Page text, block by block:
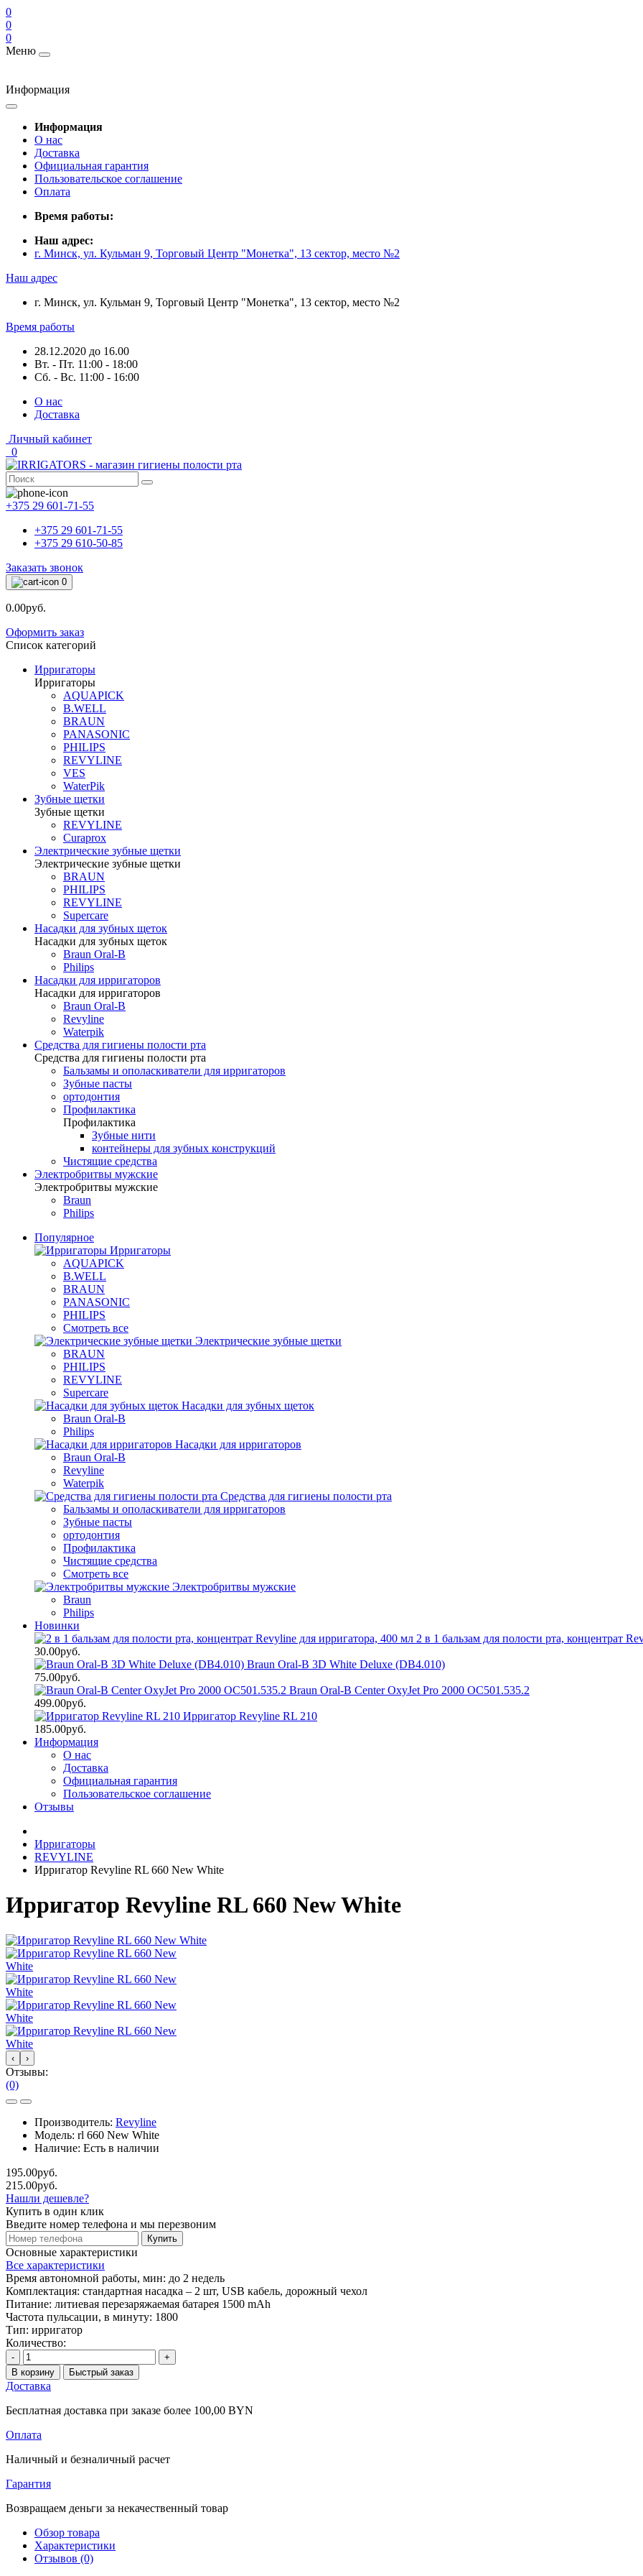
0
0
0
Меню
Информация
Информация
О нас
Доставка
Официальная гарантия
Пользовательское соглашение
Оплата
Время работы:
Наш адрес:
г. Минск, ул. Кульман 9, Торговый Центр "Монетка", 13 сектор, место №2
Наш адрес
г. Минск, ул. Кульман 9, Торговый Центр "Монетка", 13 сектор, место №2
Время работы
28.12.2020 до 16.00
Вт. - Пт. 11:00 - 18:00
Сб. - Вс. 11:00 - 16:00
О нас
Доставка
Личный кабинет
0
+375 29 601-71-55
+375 29 601-71-55
+375 29 610-50-85
Заказать звонок
0
0.00руб.
Оформить заказ
Список категорий
Ирригаторы
Ирригаторы
AQUAPICK
B.WELL
BRAUN
PANASONIC
PHILIPS
REVYLINE
VES
WaterPik
Зубные щетки
Зубные щетки
REVYLINE
Curaprox
Электрические зубные щетки
Электрические зубные щетки
BRAUN
PHILIPS
REVYLINE
Supercare
Насадки для зубных щеток
Насадки для зубных щеток
Braun Oral-B
Philips
Насадки для ирригаторов
Насадки для ирригаторов
Braun Oral-B
Revyline
Waterpik
Средства для гигиены полости рта
Средства для гигиены полости рта
Бальзамы и ополаскиватели для ирригаторов
Зубные пасты
ортодонтия
Профилактика
Профилактика
Зубные нити
контейнеры для зубных конструкций
Чистящие средства
Электробритвы мужские
Электробритвы мужские
Braun
Philips
Популярное
Ирригаторы
AQUAPICK
B.WELL
BRAUN
PANASONIC
PHILIPS
Смотреть все
Электрические зубные щетки
BRAUN
PHILIPS
REVYLINE
Supercare
Насадки для зубных щеток
Braun Oral-B
Philips
Насадки для ирригаторов
Braun Oral-B
Revyline
Waterpik
Средства для гигиены полости рта
Бальзамы и ополаскиватели для ирригаторов
Зубные пасты
ортодонтия
Профилактика
Чистящие средства
Смотреть все
Электробритвы мужские
Braun
Philips
Новинки
2 в 1 бальзам для полости рта, концентрат
30.00руб.
Braun Oral-B 3D White Deluxe (DB4.010)
75.00руб.
Braun Oral-B Center OxyJet Pro 2000 OC501.535.2
499.00руб.
Ирригатор Revyline RL 210
185.00руб.
Информация
О нас
Доставка
Официальная гарантия
Пользовательское соглашение
Отзывы
Ирригаторы
REVYLINE
Ирригатор Revyline RL 660 New White
Ирригатор Revyline RL 660 New White
‹ ›
Отзывы:
(0)
Производитель: Revyline
Модель: rl 660 New White
Наличие: Есть в наличии
195.00руб.
215.00руб.
Нашли дешевле?
Купить в один клик
Введите номер телефона и мы перезвоним
Купить
Основные характеристики
Все характеристики
Время автономной работы, мин: до 2 недель
Комплектация: стандартная насадка – 2 шт, USB кабель, дорожный чехол
Питание: литиевая перезаряжаемая батарея 1500 mAh
Частота пульсации, в минуту: 1800
Тип: ирригатор
Количество:
-
+
В корзину
Быстрый заказ
Доставка
Бесплатная доставка при заказе более 100,00 BYN
Оплата
Наличный и безналичный расчет
Гарантия
Возвращаем деньги за некачественный товар
Обзор товара
Характеристики
Отзывов (0)